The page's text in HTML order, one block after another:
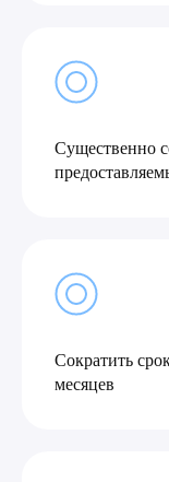
Существенно
Сократить
месяцев